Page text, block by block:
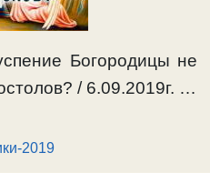
Богородицы не
/ 6.09.2019г. …
2019